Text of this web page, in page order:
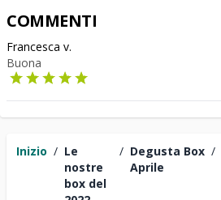
Inizio / Le
nostre
box del
/ Degusta Box
Aprile
/
COMMENTI
Francesca v.
Buona